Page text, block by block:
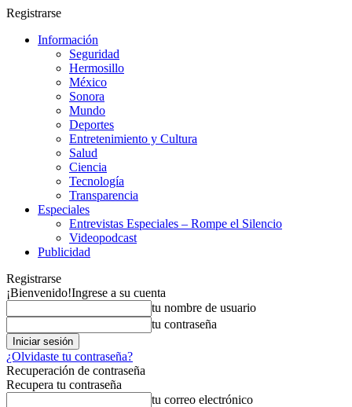
Registrarse
Información
Seguridad
Hermosillo
México
Sonora
Mundo
Deportes
Entretenimiento y Cultura
Salud
Ciencia
Tecnología
Transparencia
Especiales
Entrevistas Especiales – Rompe el Silencio
Videopodcast
Publicidad
Registrarse
¡Bienvenido!Ingrese a su cuenta
tu nombre de usuario
tu contraseña
¿Olvidaste tu contraseña?
Recuperación de contraseña
Recupera tu contraseña
tu correo electrónico